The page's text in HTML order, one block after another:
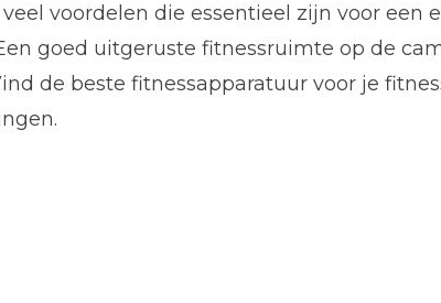
voordelen die essentieel zijn voor een
goed uitgeruste fitnessruimte op de
de beste fitnessapparatuur voor je